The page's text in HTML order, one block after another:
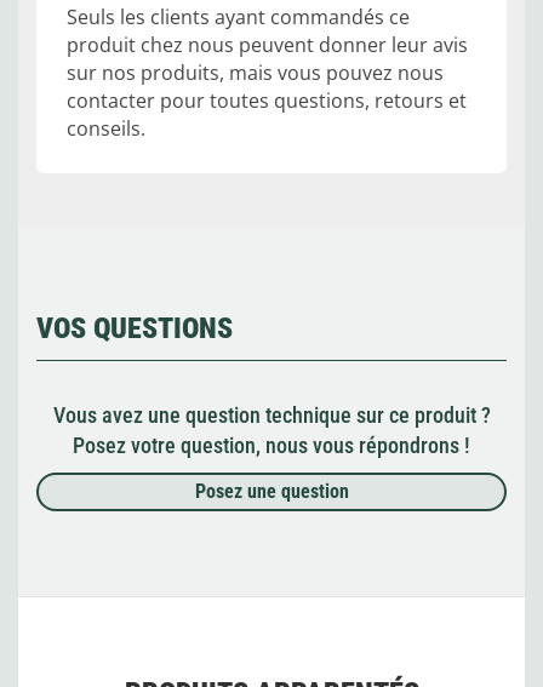
Seuls les clients ayant commandés ce
produit chez nous peuvent donner leur avis
sur nos produits, mais vous pouvez nous
contacter pour toutes questions, retours et
conseils.
VOS QUESTIONS
Vous avez une question technique sur ce produit ?
Posez votre question, nous vous répondrons !
Posez une question